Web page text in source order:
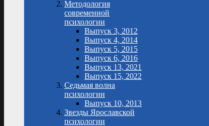
Методология
современной
психологии
Выпуск 3, 2012
Выпуск 4, 2014
Выпуск 5, 2015
Выпуск 6, 2016
Выпуск 13, 2021
Выпуск 15, 2022
Седьмая волна
психологии
Выпуск 10, 2013
Звезды Ярославской
психологии